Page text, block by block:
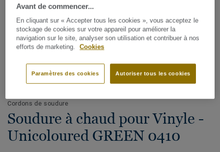
Voir tous les décors (1146)
Cordons de soudure
Soudure à chaud pour Vinyle -
Unicoloured GREEN 0410
Avant de commencer...
En cliquant sur « Accepter tous les cookies », vous acceptez le
stockage de cookies sur votre appareil pour améliorer la
navigation sur le site, analyser son utilisation et contribuer à nos
efforts de marketing.
Cookies
Autoriser tous les cookies
Paramètres des cookies